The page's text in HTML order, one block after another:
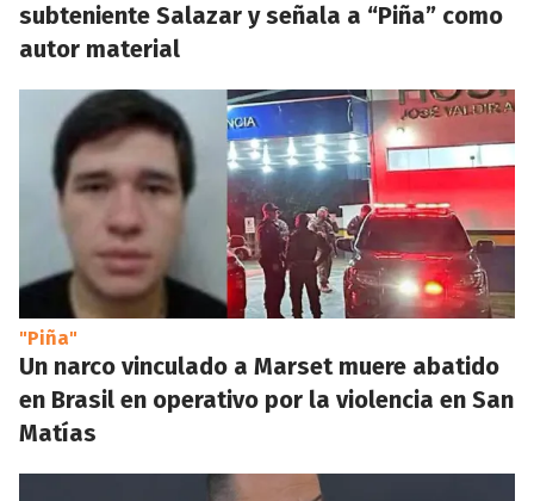
subteniente Salazar y señala a “Piña” como
autor material
"Piña"
Un narco vinculado a Marset muere abatido
en Brasil en operativo por la violencia en San
Matías